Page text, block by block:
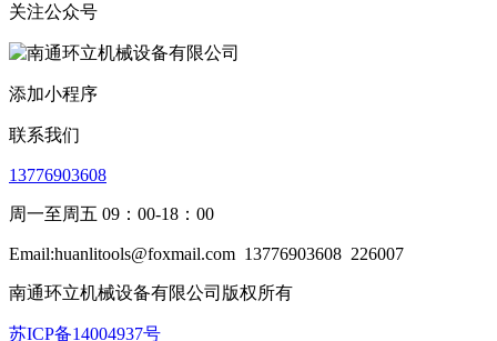
关注公众号
添加小程序
联系我们
13776903608
周一至周五 09：00-18：00
Email:huanlitools@foxmail.com 13776903608 226007
南通环立机械设备有限公司版权所有
苏ICP备14004937号